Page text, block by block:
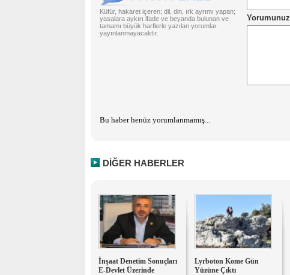
Küfür, hakaret içeren; dil, din, ırk ayrımı yapan;
yasalara aykırı ifade ve beyanda bulunan ve
tamamı büyük harflerle yazılan yorumlar
yayınlanmayacaktır.
Bu haber henüz yorumlanmamış...
DİĞER HABERLER
İnşaat Denetim Sonuçları
E-Devlet Üzerinde
Lyrboton Kome Gün
Yüzüne Çıktı